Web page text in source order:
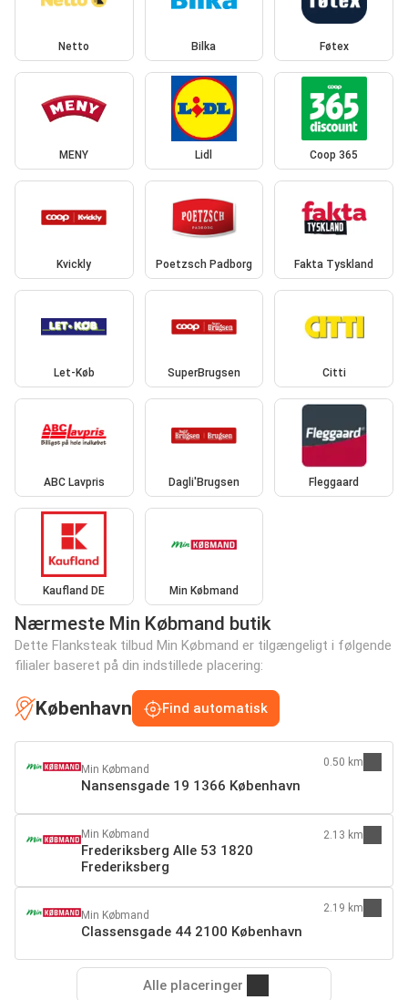
Netto Bilka Føtex
MENY Lidl Coop 365
Kvickly Poetzsch Padborg Fakta Tyskland
Let-Køb SuperBrugsen Citti
ABC Lavpris Dagli'Brugsen Fleggaard
Kaufland DE Min Købmand
Nærmeste Min Købmand butik
Dette Flanksteak tilbud Min Købmand er tilgængeligt i følgende
filialer baseret på din indstillede placering:
København Find automatisk
Min Købmand
Nansensgade 19 1366 København
0.50 km
Min Købmand
Frederiksberg Alle 53 1820
Frederiksberg
2.13 km
Min Købmand
Classensgade 44 2100 København
2.19 km
Alle placeringer